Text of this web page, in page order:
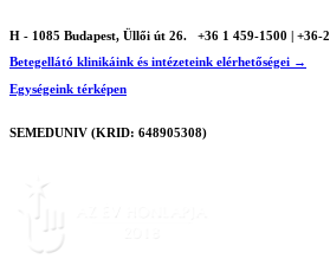
H - 1085 Budapest, Üllői út 26.
+36 1 459-1500 | +36-
Betegellátó klinikáink és intézeteink elérhetőségei →
Egységeink térképen
SEMEDUNIV (KRID: 648905308)